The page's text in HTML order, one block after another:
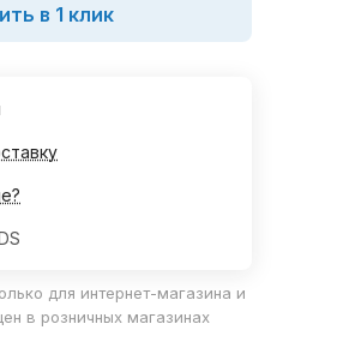
в 1 клик
для интернет-магазина и
в розничных магазинах